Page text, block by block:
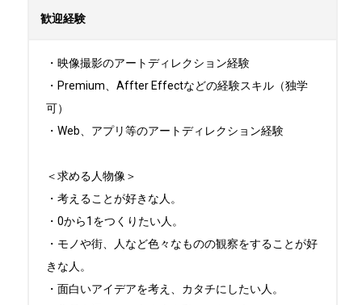
歓迎経験
・映像撮影のアートディレクション経験
・Premium、Affter Effectなどの経験スキル（独学
可）
・Web、アプリ等のアートディレクション経験
＜求める人物像＞
・考えることが好きな人。
・0から1をつくりたい人。
・モノや街、人など色々なものの観察をすることが好
きな人。
・面白いアイデアを考え、カタチにしたい人。